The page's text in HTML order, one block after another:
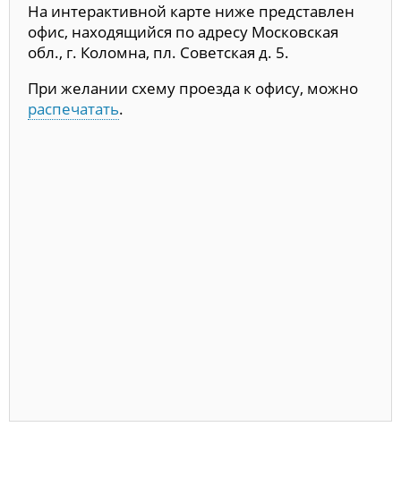
На интерактивной карте ниже представлен
офис, находящийся по адресу Московская
обл., г. Коломна, пл. Советская д. 5.
При желании схему проезда к офису, можно
распечатать.